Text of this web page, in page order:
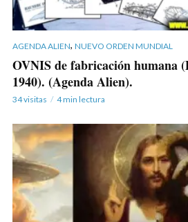
AGENDA ALIEN, NUEVO ORDEN MUNDIAL
OVNIS de fabricación humana
1940). (Agenda Alien).
34 visitas 4 min lectura